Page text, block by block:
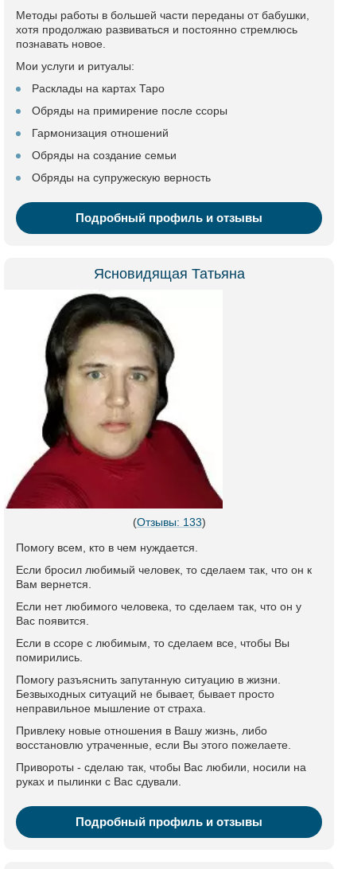
Методы работы в большей части переданы от бабушки,
хотя продолжаю развиваться и постоянно стремлюсь
познавать новое.
Мои услуги и ритуалы:
Расклады на картах Таро
Обряды на примирение после ссоры
Гармонизация отношений
Обряды на создание семьи
Обряды на супружескую верность
Подробный профиль и отзывы
Ясновидящая Татьяна
(Отзывы: 133)
Помогу всем, кто в чем нуждается.
Если бросил любимый человек, то сделаем так, что он к
Вам вернется.
Если нет любимого человека, то сделаем так, что он у
Вас появится.
Если в ссоре с любимым, то сделаем все, чтобы Вы
помирились.
Помогу разъяснить запутанную ситуацию в жизни.
Безвыходных ситуаций не бывает, бывает просто
неправильное мышление от страха.
Привлеку новые отношения в Вашу жизнь, либо
восстановлю утраченные, если Вы этого пожелаете.
Привороты - сделаю так, чтобы Вас любили, носили на
руках и пылинки с Вас сдували.
Подробный профиль и отзывы